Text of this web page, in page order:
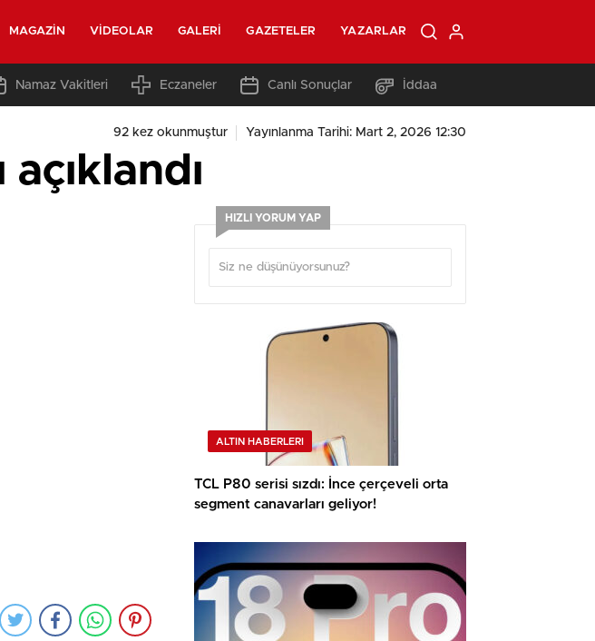
MAGAZIN VIDEOLAR GALERI GAZETELER YAZARLAR
Namaz Vakitleri Eczaneler Canlı Sonuçlar İddaa
92 kez okunmuştur Yayınlanma Tarihi: Mart 2, 2026 12:30
HIZLI YORUM YAP
ALTIN HABERLERI
TCL P80 serisi sızdı: İnce çerçeveli orta
segment canavarları geliyor!